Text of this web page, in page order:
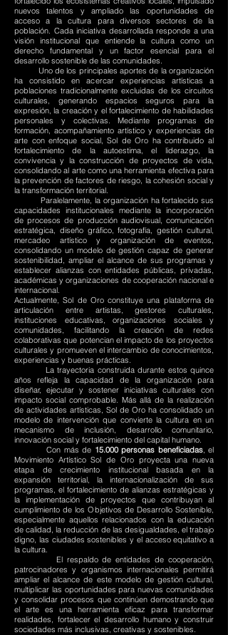
nuevos talentos y ampliado las oportunidades de
acceso a la cultura para diversos sectores de la
población. Cada iniciativa desarrollada responde a una
visión institucional que entiende la cultura como un
derecho fundamental y un factor esencial para el
desarrollo sostenible de las comunidades.
Uno de los principales aportes de la organización
ha consistido en acercar experiencias artísticas a
poblaciones tradicionalmente excluidas de los circuitos
culturales, generando espacios seguros para la
expresión, la creación y el fortalecimiento de habilidades
personales y colectivas. Mediante programas de
formación, acompañamiento artístico y experiencias de
arte con enfoque social, Sol de Oro ha contribuido al
fortalecimiento de la autoestima, el liderazgo, la
convivencia y la construcción de proyectos de vida,
consolidando al arte como una herramienta efectiva para
la prevención de factores de riesgo, la cohesión social y
la transformación territorial.
Paralelamente, la organización ha fortalecido sus
capacidades institucionales mediante la incorporación
de procesos de producción audiovisual, comunicación
estratégica, diseño gráfico, fotografía, gestión cultural,
mercadeo artístico y organización de eventos,
consolidando un modelo de gestión capaz de generar
sostenibilidad, ampliar el alcance de sus programas y
establecer alianzas con entidades públicas, privadas,
académicas y organizaciones de cooperación nacional e
internacional.
Actualmente, Sol de Oro constituye una plataforma de
articulación entre artistas, gestores culturales,
instituciones educativas, organizaciones sociales y
comunidades, facilitando la creación de redes
colaborativas que potencian el impacto de los proyectos
culturales y promueven el intercambio de conocimientos,
experiencias y buenas prácticas.
La trayectoria construida durante estos quince
años refleja la capacidad de la organización para
diseñar, ejecutar y sostener iniciativas culturales con
impacto social comprobable. Más allá de la realización
de actividades artísticas, Sol de Oro ha consolidado un
modelo de intervención que convierte la cultura en un
mecanismo de inclusión, desarrollo comunitario,
innovación social y fortalecimiento del capital humano.
Con más de 15.000 personas beneficiadas, el
Movimiento Artístico Sol de Oro proyecta una nueva
etapa de crecimiento institucional basada en la
expansión territorial, la internacionalización de sus
programas, el fortalecimiento de alianzas estratégicas y
la implementación de proyectos que contribuyan al
cumplimiento de los Objetivos de Desarrollo Sostenible,
especialmente aquellos relacionados con la educación
de calidad, la reducción de las desigualdades, el trabajo
digno, las ciudades sostenibles y el acceso equitativo a
la cultura.
El respaldo de entidades de cooperación,
patrocinadores y organismos internacionales permitirá
ampliar el alcance de este modelo de gestión cultural,
multiplicar las oportunidades para nuevas comunidades
y consolidar procesos que continúen demostrando que
el arte es una herramienta eficaz para transformar
realidades, fortalecer el desarrollo humano y construir
sociedades más inclusivas, creativas y sostenibles.